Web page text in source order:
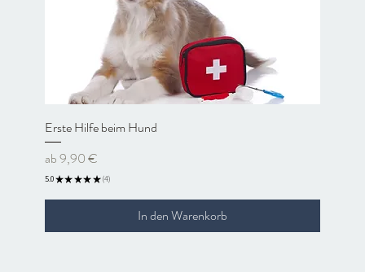
Erste Hilfe beim Hund
ab9,90 €
Sale-Preis
5.0★★ ★★ ★ 4
4
In den Warenkorb